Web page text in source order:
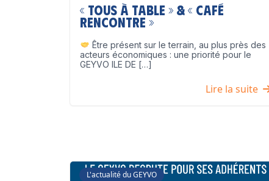
« Tous à table » & « Café
Rencontre »
Être présent sur le terrain, au plus près des
acteurs économiques : une priorité pour le
GEYVO ILE DE […]
Lire la suite
L'actualité du GEYVO